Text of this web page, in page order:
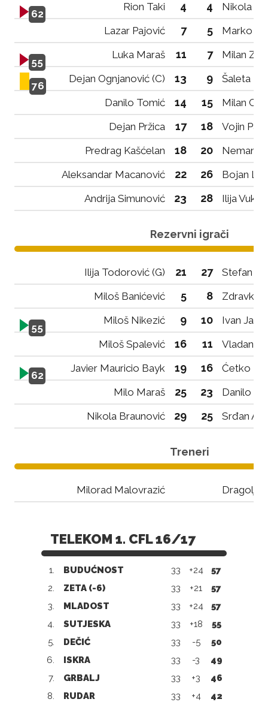
62
Rion Taki 4 4
Nikola
Lazar Pajović
7 5 Marko
55
Luka Maraš 11 7 Milan
76
Dejan Ognjanović (C) 13 9
Šaleta
Danilo Tomić
14 15
Milan
Dejan Pržica
17 18
Vojin
Predrag Kašćelan
18 20
Nemanja
Aleksandar Macanović
22 26
Bojan
Andrija Simunović
23 28 Ilija
Rezervni igrači
Ilija Todorović (G) 21 27
Stefan
Miloš Banićević
5 8 Zdravko
55
Miloš Nikezić 9 10
Ivan
Miloš Spalević
16 11 Vladan
62
Javier Mauricio Bayk 19 16
Ćetko
Milo Maraš
25 23
Danilo
Nikola Braunović
29 25 Srđan
Treneri
Milorad Malovrazić
TELEKOM 1. CFL 16/17
1. BUDUĆNOST 33 +24
57
2.
ZETA (-6) 33 +21
57
3.
MLADOST 33 +24
57
4.
SUTJESKA 33 +18
55
5.
DEČIĆ 33 -5
50
6.
ISKRA 33 -3
49
7.
GRBALJ 33 +3
46
8.
RUDAR 33 +4
42